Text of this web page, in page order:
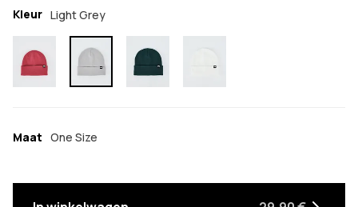
Kleur Light Grey
Maat One Size